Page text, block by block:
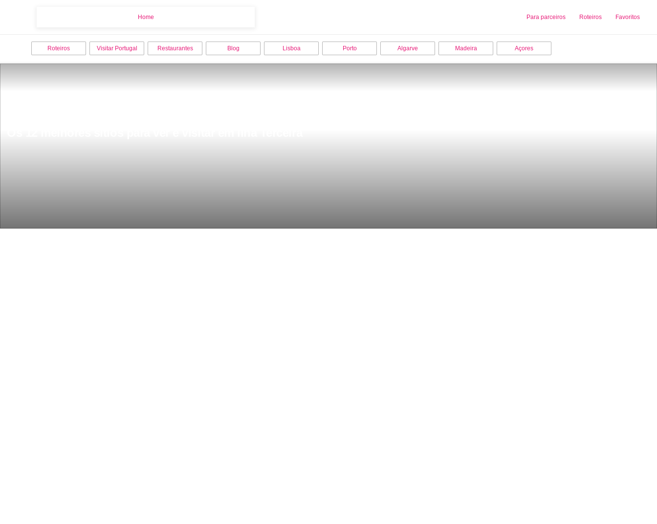
Home Para parceiros Roteiros Favoritos
Sobre nós Adicionar uma Empresa
Roteiros Visitar Portugal Restaurantes Blog Lisboa Porto Algarve Madeira Açores